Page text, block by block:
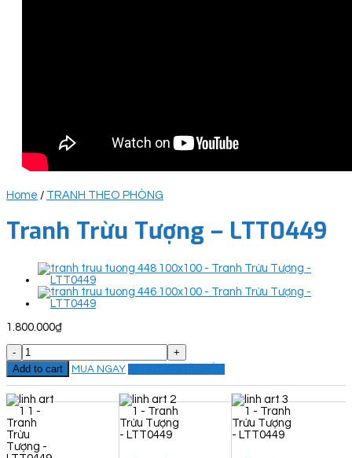
Home / TRANH THEO PHÒNG
Tranh Trừu Tượng – LTT0449
1.800.000₫
Tranh
Trừu
Tượng
-
LTT0449
quantity
Add to cart MUA NGAY ĐẶT THEO YÊU CẦU